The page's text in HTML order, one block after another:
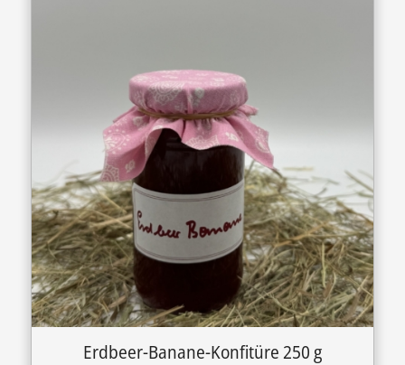
Erdbeer-Banane-Konfitüre 250 g